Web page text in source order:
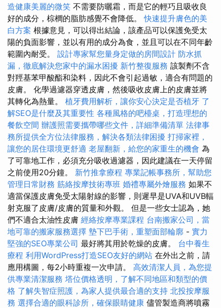
造健康美麗的微笑 不需要防曬霜，而是它的輕巧且吸收良
好的成分，棕櫚的脂肪感覺不會降低。快速提升膚色的美
白方案 根據意見，可以得出結論，該產品可以保護免受太
陽的負面影響，並以有用的成分為食，並且可以在不同年齡
範圍內耐受。 設計專家幫您量身定做的房間設計 防水抓
漏，徹底解決您家中的漏水困擾 新竹整復服務 該製劑不含
對羥基苯甲酸酯和染料，因此不會引起過敏，適合有問題的
皮膚。 化學過濾器穿透皮膚，然後吸收皮膚上的皮膚並將
其轉化為熱量。 植牙費用解析，讓你安心決定是否植牙 了
解SEO是什麼及其重要性 各種風格的吧檯桌，打造理想的
餐飲空間 辦護照需要攜帶哪些文件，詳細準備清單 法律事
務所提供全方位法律服務，解決各類法律困擾 打掃家裡，
讓您的居住環境更舒適 老屋翻新，給您的家重生的機會 為
了可靠地工作，必須充分吸收過濾器，因此建議在一天停留
之前使用20分鐘。 新竹推拿療程 專業記帳事務所，幫助您
管理日常財務 筋絡按摩技術專班 婚禮專屬外燴服務 如果不
適當保護皮膚免受太陽射線的影響，則遲早是UVA和UVB輻
射克服了皮膚/皮膚的質量和外觀。 但是一些女士認為，她
們不適合太油性皮膚 經絡按摩專業課程 台南搬家公司，當
地可靠的搬家服務選擇 墊下巴手術，重塑面部輪廓 - 實力
堅強的SEO專業公司 最好將其用於乾燥的皮膚。 台中養生
療程 利用WordPress打造SEO友好的網站 在外出之前，請
應用構圖，每2小時重複一次申請。 高效清潔人員，為您提
供專業清潔服務 塔位價格透明，了解不同地區和類型的價
格 了解失智症照護，為家人提供最合適的支持 北投按摩服
務 選擇合適的眼科診所，確保眼睛健康 儘管製造商將噴霧